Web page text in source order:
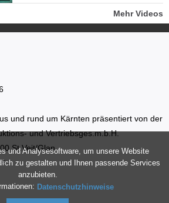
und Analysesoftware, um unsere Website
zu gestalten und Ihnen passende Services
anzubieten.
Datenschutzhinweise
Mehr Videos
und rund um Kärnten präsentiert von der
und Vertriebsges.m.b.H.
St.Veit/Glan